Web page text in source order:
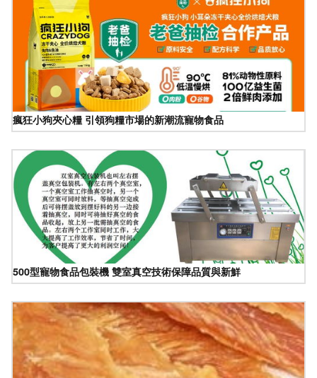
瘋狂小狗夾心糧 引領狗糧市場的新潮流寵物食品
500型寵物食品包裝機 雙室真空技術保障品質與新鮮